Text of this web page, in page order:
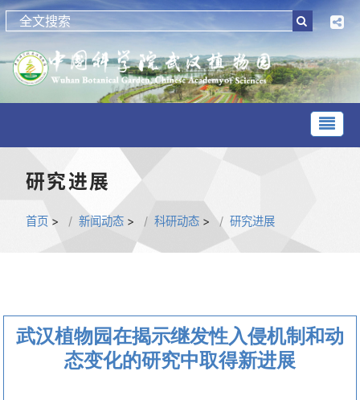
研究进展
首页 > 新闻动态 > 科研动态 > 研究进展
武汉植物园在揭示继发性入侵机制和动
态变化的研究中取得新进展